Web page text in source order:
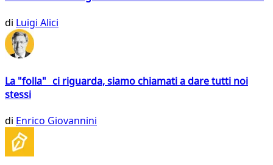
di Luigi Alici
La "folla" ci riguarda, siamo chiamati a dare tutti noi
stessi
di Enrico Giovannini